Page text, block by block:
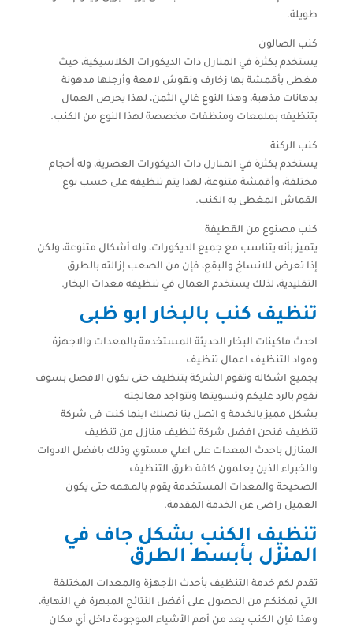
طويلة.
كنب الصالون
يستخدم بكثرة في المنازل ذات الديكورات الكلاسيكية، حيث
مغطى بأقمشة بها زخارف ونقوش لامعة وأرجلها مدهونة
بدهانات مذهبة، وهذا النوع غالي الثمن، لهذا يحرص العمال
بتنظيفه بملمعات ومنظفات مخصصة لهذا النوع من الكنب.
كنب الركنة
يستخدم بكثرة في المنازل ذات الديكورات العصرية، وله أحجام
مختلفة، وأقمشة متنوعة، لهذا يتم تنظيفه على حسب نوع
القماش المغطى به الكنب.
كنب مصنوع من القطيفة
يتميز بأنه يتناسب مع جميع الديكورات، وله أشكال متنوعة، ولكن
إذا تعرض للاتساخ والبقع، فإن من الصعب إزالته بالطرق
التقليدية، لذلك يستخدم العمال في تنظيفه معدات البخار.
تنظيف كنب بالبخار ابو ظبى
احدث ماكينات البخار الحديثة المستخدمة بالمعدات والاجهزة
ومواد التنظيف اعمال تنظيف
بجميع اشكاله وتقوم الشركة بتنظيف حتى نكون الافضل بسوف
نقوم بالرد عليكم وتسويتها وتتواجد معالجته
بشكل مميز بالخدمة و اتصل بنا نصلك اينما كنت فى شركة
تنظيف فنحن افضل شركة تنظيف منازل من تنظيف
المنازل باحدث المعدات على اعلي مستوي وذلك بافضل الادوات
والخبراء الذين يعلمون كافة طرق التنظيف
الصحيحة والمعدات المستخدمة يقوم بالمهمه حتى يكون
العميل راضى عن الخدمة المقدمة.
تنظيف الكنب بشكل جاف في
المنزل بأبسط الطرق
تقدم لكم خدمة التنظيف بأحدث الأجهزة والمعدات المختلفة
التي تمكنكم من الحصول على أفضل النتائج المبهرة في النهاية،
وهذا فإن الكنب يعد من أهم الأشياء الموجودة داخل أي مكان